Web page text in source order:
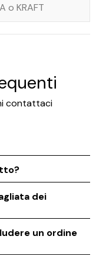
o KRAFT
contattaci
dei
un ordine